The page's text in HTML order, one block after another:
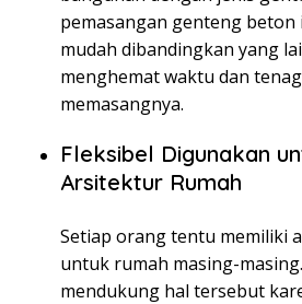
pemasangan genteng
mudah dibandingkan yang
menghemat waktu dan
memasangnya.
Fleksibel Digunakan
Arsitektur Rumah
Setiap orang tentu memiliki
untuk rumah masing-
mendukung hal tersebut